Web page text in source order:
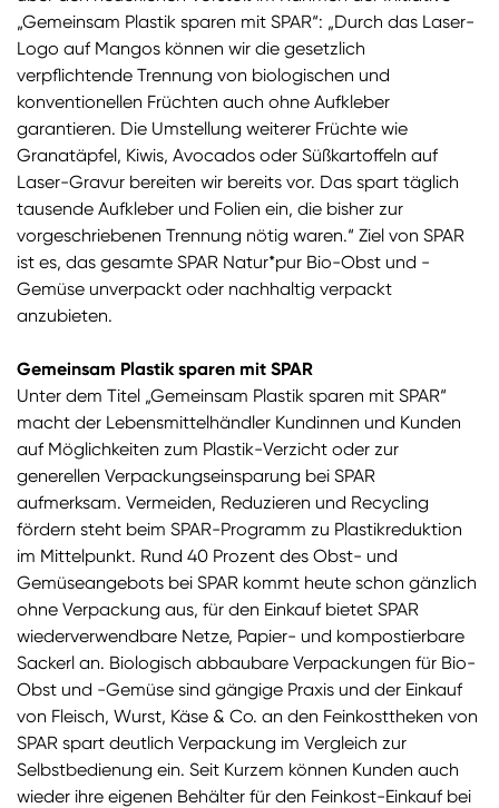
„Gemeinsam Plastik sparen mit SPAR“: „Durch das Laser-
Logo auf Mangos können wir die gesetzlich
verpflichtende Trennung von biologischen und
konventionellen Früchten auch ohne Aufkleber
garantieren. Die Umstellung weiterer Früchte wie
Granatäpfel, Kiwis, Avocados oder Süßkartoffeln auf
Laser-Gravur bereiten wir bereits vor. Das spart täglich
tausende Aufkleber und Folien ein, die bisher zur
vorgeschriebenen Trennung nötig waren.“ Ziel von SPAR
ist es, das gesamte SPAR Natur*pur Bio-Obst und -
Gemüse unverpackt oder nachhaltig verpackt
anzubieten.
Gemeinsam Plastik sparen mit SPAR
Unter dem Titel „Gemeinsam Plastik sparen mit SPAR“
macht der Lebensmittelhändler Kundinnen und Kunden
auf Möglichkeiten zum Plastik-Verzicht oder zur
generellen Verpackungseinsparung bei SPAR
aufmerksam. Vermeiden, Reduzieren und Recycling
fördern steht beim SPAR-Programm zu Plastikreduktion
im Mittelpunkt. Rund 40 Prozent des Obst- und
Gemüseangebots bei SPAR kommt heute schon gänzlich
ohne Verpackung aus, für den Einkauf bietet SPAR
wiederverwendbare Netze, Papier- und kompostierbare
Sackerl an. Biologisch abbaubare Verpackungen für Bio-
Obst und -Gemüse sind gängige Praxis und der Einkauf
von Fleisch, Wurst, Käse & Co. an den Feinkosttheken von
SPAR spart deutlich Verpackung im Vergleich zur
Selbstbedienung ein. Seit Kurzem können Kunden auch
wieder ihre eigenen Behälter für den Feinkost-Einkauf bei